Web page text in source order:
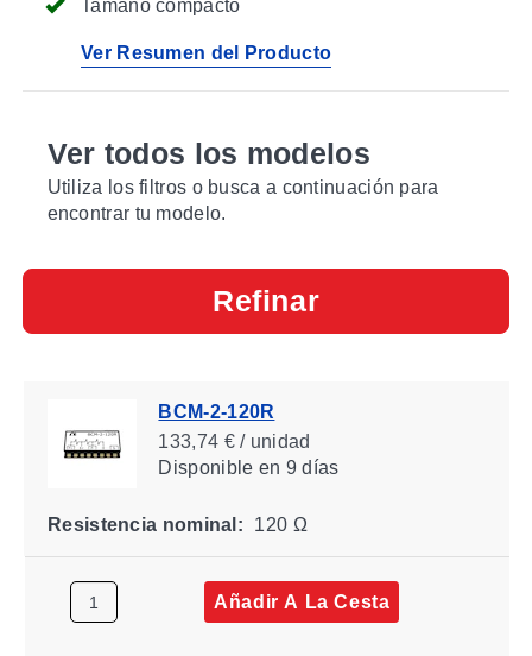
Tamaño compacto
Ver Resumen del Producto
Ver todos los modelos
Utiliza los filtros o busca a continuación para
encontrar tu modelo.
Refinar
BCM-2-120R
133,74 € / unidad
Disponibleen 9 días
Resistencia nominal: 120 Ω
Añadir A La Cesta